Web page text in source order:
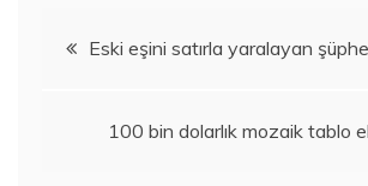
YazıEski eşini satırla yaralayan
100 bin dolarlık mozaik tablo